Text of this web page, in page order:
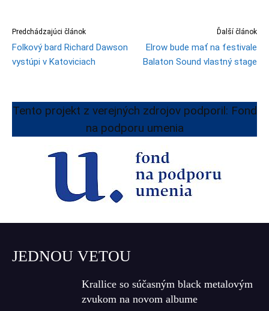
Predchádzajúci článok
Folkový bard Richard Dawson
vystúpi v Katoviciach
Ďalší článok
Elrow bude mať na festivale
Balaton Sound vlastný stage
Tento projekt z verejných zdrojov podporil: Fond
na podporu umenia
JEDNOU VETOU
Krallice so súčasným black metalovým
zvukom na novom albume